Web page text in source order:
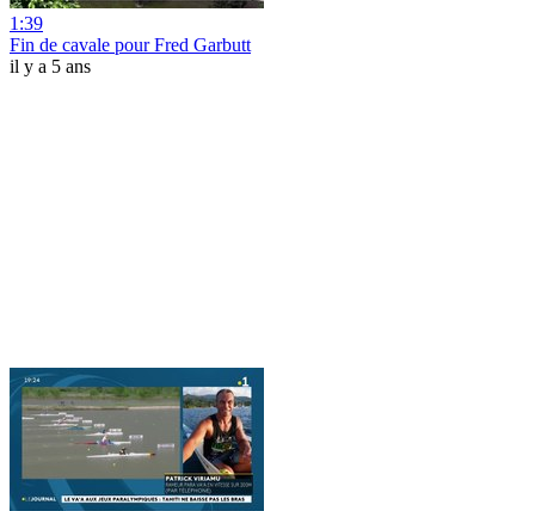
1:39
Fin de cavale pour Fred Garbutt
il y a 5 ans